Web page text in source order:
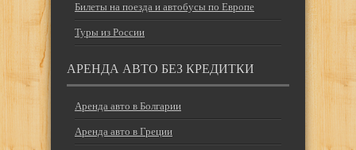
Билеты на поезда и автобусы по Европе
Туры из России
АРЕНДА АВТО БЕЗ КРЕДИТКИ
Аренда авто в Болгарии
Аренда авто в Греции